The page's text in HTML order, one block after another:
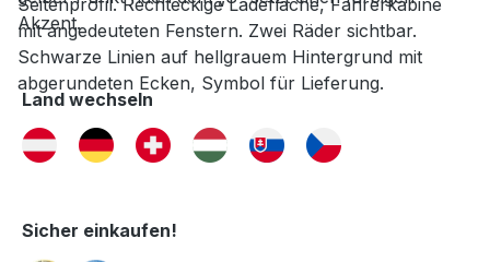
Land wechseln
Sicher einkaufen!